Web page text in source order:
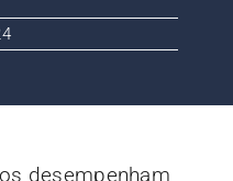
Contato
desempenham